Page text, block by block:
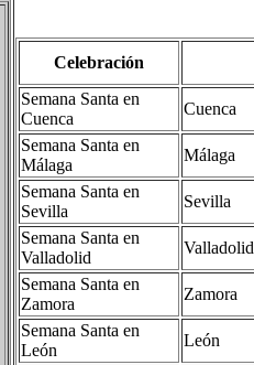
Celebración
Semana Santa en
Cuenca
Cuenca
Semana Santa en
Málaga
Málaga
Semana Santa en
Sevilla
Sevilla
Semana Santa en
Valladolid
Valladolid
Semana Santa en
Zamora
Zamora
Semana Santa en
León
León